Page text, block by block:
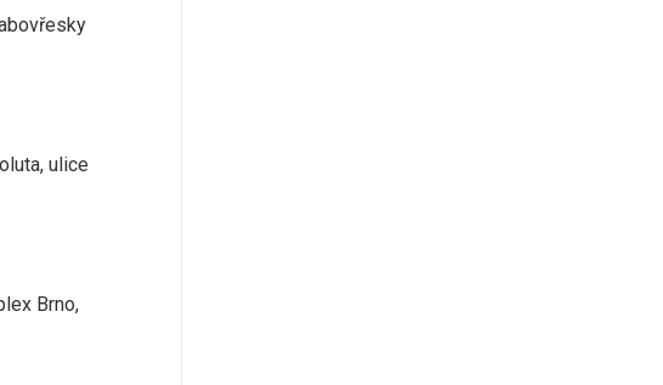
ulice
Brno,